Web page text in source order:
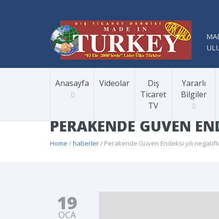
Anasayfa Videolar
Dış
Ticaret
TV
Yararlı
Bilgiler
PERAKENDE GÜVEN
Home /haberler/ Perakende Güven Endeksi yılı
19
OCA